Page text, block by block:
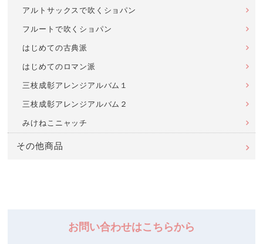
アルトサックスで吹くショパン
フルートで吹くショパン
はじめての古典派
はじめてのロマン派
三枝成彰アレンジアルバム１
三枝成彰アレンジアルバム２
みけねこニャッチ
その他商品
お問い合わせはこちらから